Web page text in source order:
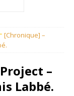
[Chronique] –
–
Labbé.